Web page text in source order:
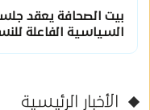
بيت الصحافة يعقد
السياسية الفاعلة
الأخبار الرئيسية